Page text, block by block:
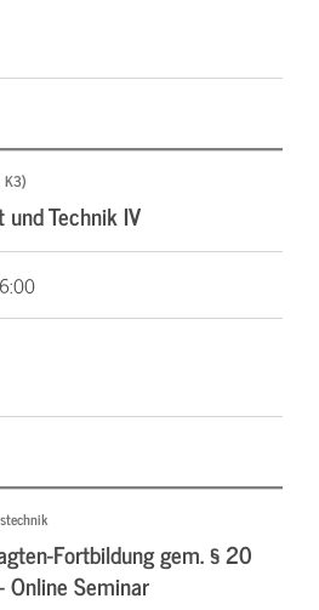
K3)
Technik IV
Fortbildung gem. § 20
Online Seminar